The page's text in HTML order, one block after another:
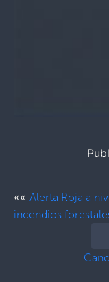
«« Alerta Roja a
incendios